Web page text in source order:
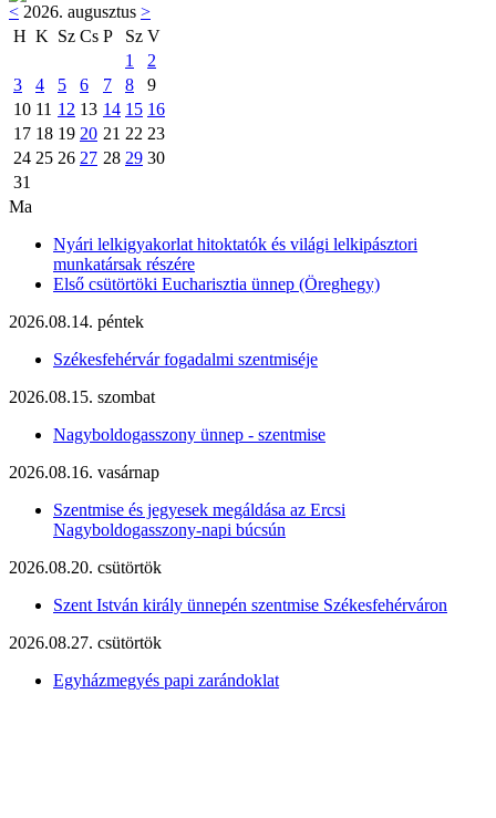
< 2026. augusztus >
H K Sz Cs P Sz V
1
2
3
4 5 6 7 8
9
10 11 12 13 14 15 16
17 18 19 20 21 22 23
24 25 26 27 28 29 30
31
Ma
Nyári lelkigyakorlat hitoktatók és világi lelkipásztori
munkatársak részére
Első csütörtöki Eucharisztia ünnep (Öreghegy)
2026.08.14. péntek
Székesfehérvár fogadalmi szentmiséje
2026.08.15. szombat
Nagyboldogasszony ünnep - szentmise
2026.08.16. vasárnap
Szentmise és jegyesek megáldása az Ercsi
Nagyboldogasszony-napi búcsún
2026.08.20. csütörtök
Szent István király ünnepén szentmise Székesfehérváron
2026.08.27. csütörtök
Egyházmegyés papi zarándoklat